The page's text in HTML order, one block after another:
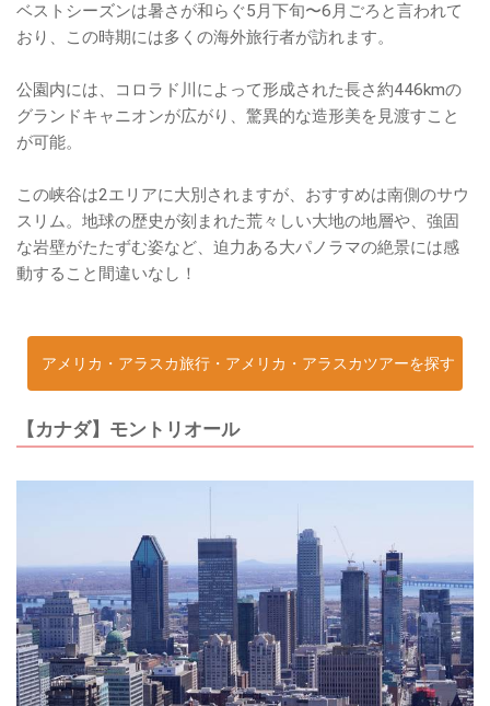
ベストシーズンは暑さが和らぐ5月下旬〜6月ごろと言われて
おり、この時期には多くの海外旅行者が訪れます。
公園内には、コロラド川によって形成された長さ約446kmの
グランドキャニオンが広がり、驚異的な造形美を見渡すこと
が可能。
この峡谷は2エリアに大別されますが、おすすめは南側のサウ
スリム。地球の歴史が刻まれた荒々しい大地の地層や、強固
な岩壁がたたずむ姿など、迫力ある大パノラマの絶景には感
動すること間違いなし！
アメリカ・アラスカ旅行・アメリカ・アラスカツアーを探す
【カナダ】モントリオール